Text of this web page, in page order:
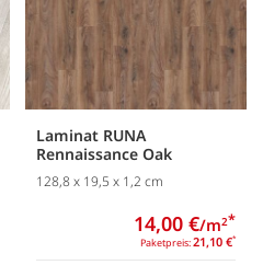
Laminat RUNA
Rennaissance Oak
128,8 x 19,5 x 1,2 cm
Paketpreis:21,10 €*
14,00 €/m2*